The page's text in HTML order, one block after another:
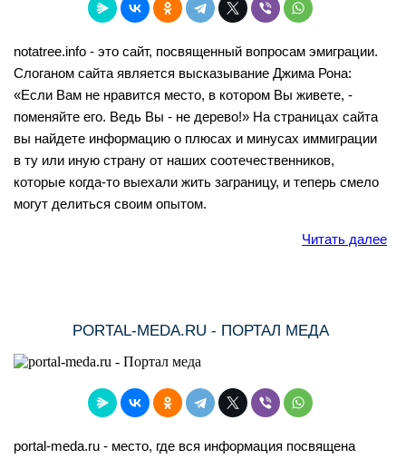
notatree.info - это сайт, посвященный вопросам эмиграции.
Слоганом сайта является высказывание Джима Рона:
«Если Вам не нравится место, в котором Вы живете, -
поменяйте его. Ведь Вы - не дерево!» На страницах сайта
вы найдете информацию о плюсах и минусах иммиграции
в ту или иную страну от наших соотечественников,
которые когда-то выехали жить заграницу, и теперь смело
могут делиться своим опытом.
Читать далее
PORTAL-MEDA.RU - ПОРТАЛ МЕДА
portal-meda.ru - место, где вся информация посвящена